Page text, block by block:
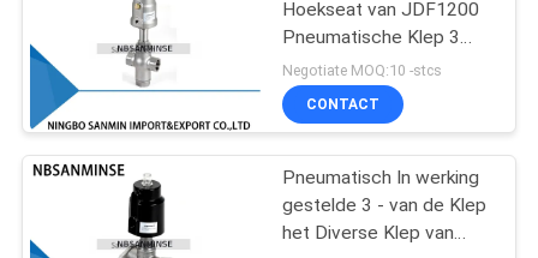
Het Smeermiddel
van de
filterregelgever
Hoekseat van JDF1200
Pneumatische Klep 3
Machine van het de Klep
de Dubbelwerkende
Voedsel van de
Negotiate MOQ:10 -stcs
CONTACT
Pneumatisch In werking
gestelde 3 - van de Klep
het Diverse Klep van